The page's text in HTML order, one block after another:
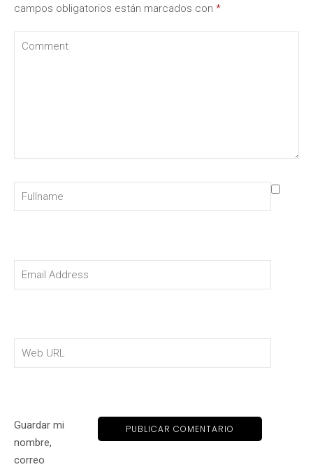
campos obligatorios están marcados con *
Guardar mi
nombre,
correo